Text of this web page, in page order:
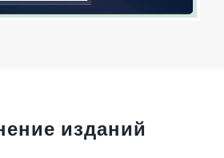
изданий